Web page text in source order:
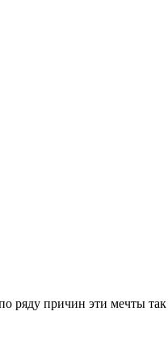
ряду причин эти мечты